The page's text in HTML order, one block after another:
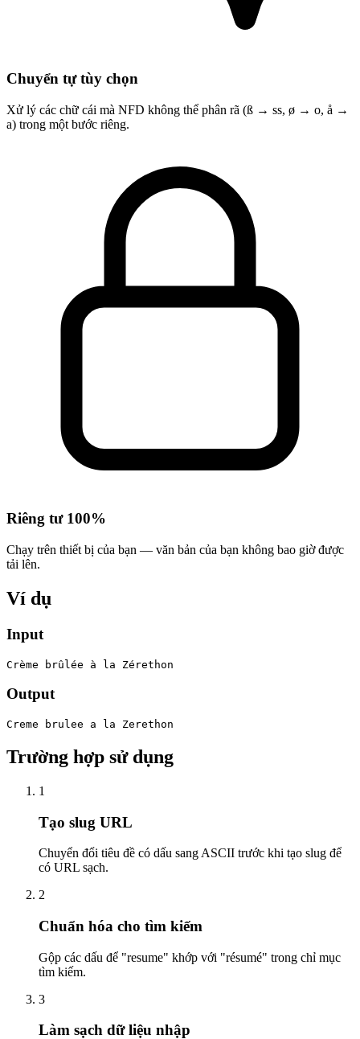
Chuyển tự tùy chọn
Xử lý các chữ cái mà NFD không thể phân rã (ß → ss, ø → o, å →
a) trong một bước riêng.
Riêng tư 100%
Chạy trên thiết bị của bạn — văn bản của bạn không bao giờ được
tải lên.
Ví dụ
Input
Crème brûlée à la Zérethon
Output
Creme brulee a la Zerethon
Trường hợp sử dụng
1
Tạo slug URL
Chuyển đổi tiêu đề có dấu sang ASCII trước khi tạo slug để
có URL sạch.
2
Chuẩn hóa cho tìm kiếm
Gộp các dấu để "resume" khớp với "résumé" trong chỉ mục
tìm kiếm.
3
Làm sạch dữ liệu nhập